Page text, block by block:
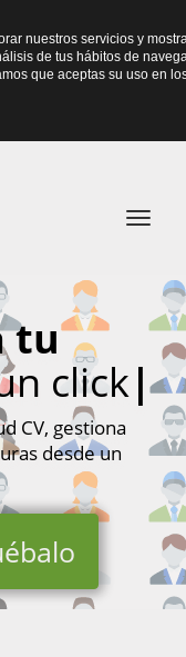
móvil
tu
click|
CV, gestiona
desde un
nuestros servicios y
de tus hábitos de
que aceptas su uso en